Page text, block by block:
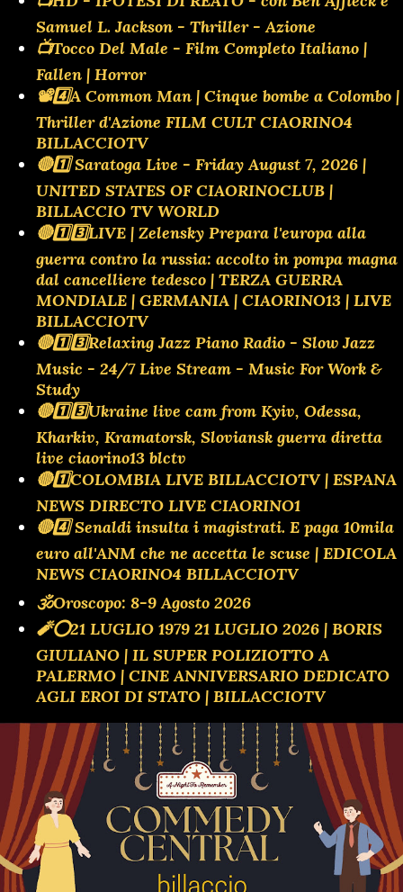
Samuel L. Jackson - Thriller - Azione
📺Tocco Del Male - Film Completo Italiano |
Fallen | Horror
📽️4️⃣A Common Man | Cinque bombe a Colombo |
Thriller d'Azione FILM CULT CIAORINO4
BILLACCIOTV
🔴1️⃣ Saratoga Live - Friday August 7, 2026 |
UNITED STATES OF CIAORINOCLUB |
BILLACCIO TV WORLD
🔴1️⃣3️⃣LIVE | Zelensky Prepara l'europa alla
guerra contro la russia: accolto in pompa magna
dal cancelliere tedesco | TERZA GUERRA
MONDIALE | GERMANIA | CIAORINO13 | LIVE
BILLACCIOTV
🔴1️⃣3️⃣Relaxing Jazz Piano Radio - Slow Jazz
Music - 24/7 Live Stream - Music For Work &
Study
🔴1️⃣3️⃣Ukraine live cam from Kyiv, Odessa,
Kharkiv, Kramatorsk, Sloviansk guerra diretta
live ciaorino13 blctv
🔴1️⃣COLOMBIA LIVE BILLACCIOTV | ESPANA
NEWS DIRECTO LIVE CIAORINO1
🔴4️⃣ Senaldi insulta i magistrati. E paga 10mila
euro all'ANM che ne accetta le scuse | EDICOLA
NEWS CIAORINO4 BILLACCIOTV
🕉Oroscopo: 8-9 Agosto 2026
🧨⭕️21 LUGLIO 1979 21 LUGLIO 2026 | BORIS
GIULIANO | IL SUPER POLIZIOTTO A
PALERMO | CINE ANNIVERSARIO DEDICATO
AGLI EROI DI STATO | BILLACCIOTV